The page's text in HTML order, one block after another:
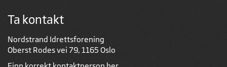
Ta kontakt
Nordstrand Idrettsforening
Oberst Rodes vei 79, 1165 Oslo